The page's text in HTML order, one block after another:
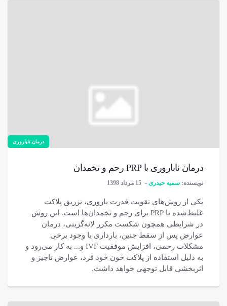
درمان ناباروری
درمان ناباروری با PRP رحم و تخمدان
نویسنده: سمیه حیدری 15 مرداد 1398
یکی از روش‌های تقویت قدرت باروری، تزریق پلاکت
غلیظ‌شده یا PRP برای رحم و تخمدان‌ها است. این روش
در شرایطی همچون شکست مکرر لانه‌گزینی، درمان
عوارض پس از سقط جنین، بارداری با وجود برخی
مشکلات رحمی، افزایش موفقیت IVF و... به کار می‌رود و
به دلیل استفاده از پلاکت خون خود فرد، عوارض ناچیز و
اثربخشی قابل توجهی خواهد داشت.